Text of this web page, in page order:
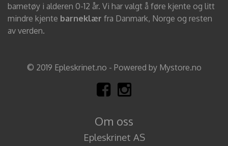
barnetøy i alderen 0-12 år. Vi har valgt å føre kjente og litt
mindre kjente barneklær fra Danmark, Norge og resten
av verden.
© 2019 Epleskrinet.no - Powered by Mystore.no
Om oss
Epleskrinet AS